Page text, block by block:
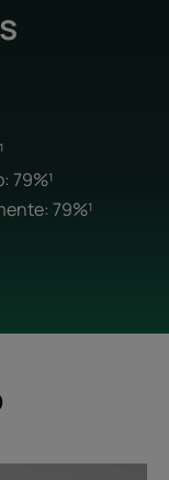
79%¹
79%¹